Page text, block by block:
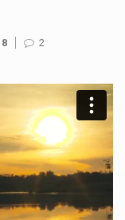
Czym były starożytne igrzyska olimpijskie w Grecji? Starożytne igrzyska olimpijskie odgrywały kluczową rolę w dziejach Grecji. Co cztery lata, w pięknej Olimpii, odbywały się te…
Co to jest globalne ocieplenie? Globalne ocieplenie to proces, który trwa od dłuższego czasu i prowadzi do podnoszenia się średnich temperatur zarówno na naszej planecie,…
Co to jest NATO? NATO, czyli Organizacja Traktatu Północnoatlantyckiego, to międzynarodowy sojusz wojskowy, który powstał 4 kwietnia 1949 roku. Jego głównym celem jest zapewnienie wolności…
Estetyka i styl: Elegancja vs Minimalizm Główną różnicą, którą widać na pierwszy rzut oka, jest sposób pracy materiału. Rolety rzymskie to produkt typu "2 w 1"…
2